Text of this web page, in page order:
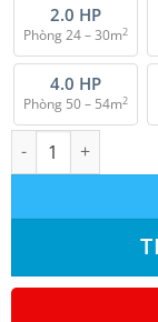
₫ 33.010.000.
2.0 HP
Phòng 24 – 30m2
4.0 HP
Phòng 50 – 54m2
Máy lạnh Multi